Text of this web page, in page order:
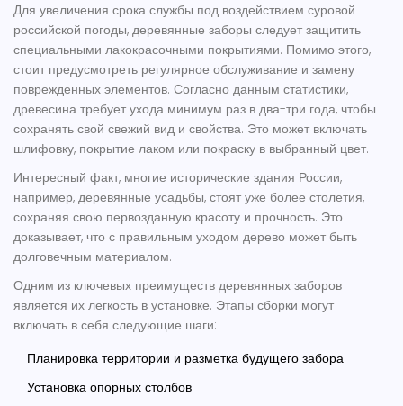
Для увеличения срока службы под воздействием суровой
российской погоды, деревянные заборы следует защитить
специальными лакокрасочными покрытиями. Помимо этого,
стоит предусмотреть регулярное обслуживание и замену
поврежденных элементов. Согласно данным статистики,
древесина требует ухода минимум раз в два-три года, чтобы
сохранять свой свежий вид и свойства. Это может включать
шлифовку, покрытие лаком или покраску в выбранный цвет.
Интересный факт, многие исторические здания России,
например, деревянные усадьбы, стоят уже более столетия,
сохраняя свою первозданную красоту и прочность. Это
доказывает, что с правильным уходом дерево может быть
долговечным материалом.
Одним из ключевых преимуществ деревянных заборов
является их легкость в установке. Этапы сборки могут
включать в себя следующие шаги:
Планировка территории и разметка будущего забора.
Установка опорных столбов.